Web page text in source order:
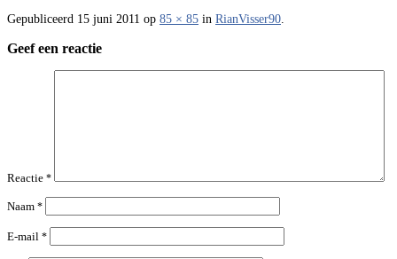
Gepubliceerd 15 juni 2011 op 85 × 85 in RianVisser90
Geef een reactie
Reactie *
Naam *
E-mail *